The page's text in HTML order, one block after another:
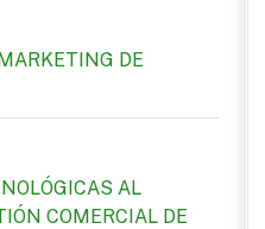
DE
AL
COMERCIAL DE